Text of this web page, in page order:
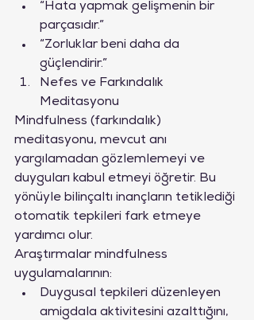
“Hata yapmak gelişmenin bir
parçasıdır.”
“Zorluklar beni daha da
güçlendirir.”
Nefes ve Farkındalık
Meditasyonu
Mindfulness (farkındalık)
meditasyonu, mevcut anı
yargılamadan gözlemlemeyi ve
duyguları kabul etmeyi öğretir. Bu
yönüyle bilinçaltı inançların tetiklediği
otomatik tepkileri fark etmeye
yardımcı olur.
Araştırmalar mindfulness
uygulamalarının:
Duygusal tepkileri düzenleyen
amigdala aktivitesini azalttığını,